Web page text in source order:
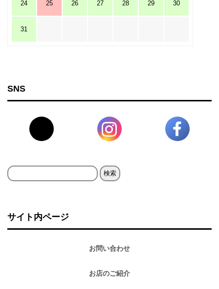
24 25 26 27 28 29 30
31
SNS
検
サイト内ページ
お問い合わせ
お店のご紹介